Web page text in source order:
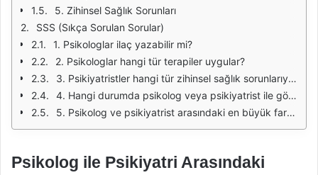
5. Zihinsel Sağlık Sorunları
SSS (Sıkça Sorulan Sorular)
1. Psikologlar ilaç yazabilir mi?
2. Psikologlar hangi tür terapiler uygular?
3. Psikiyatristler hangi tür zihinsel sağlık sorunlarıyla ilgilenir?
4. Hangi durumda psikolog veya psikiyatrist ile görüşmeliyim?
5. Psikolog ve psikiyatrist arasındaki en büyük fark nedir?
Psikolog ile Psikiyatri Arasındaki